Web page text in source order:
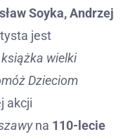
Soyka, Andrzej
jest
książka wielki
Dzieciom
akcji
na 110-lecie